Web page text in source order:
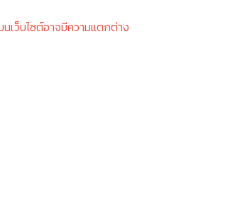
ว็บไซต์อาจมีความแตกต่าง